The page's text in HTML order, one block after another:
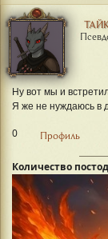
Ну вот мы и
Я же не нуждаюсь в
0 Профиль
Количество